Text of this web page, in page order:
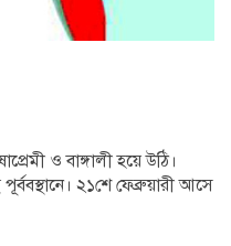
ও বাঙ্গালী হয়ে উঠি।
২১শে ফেব্রুয়ারী আসে